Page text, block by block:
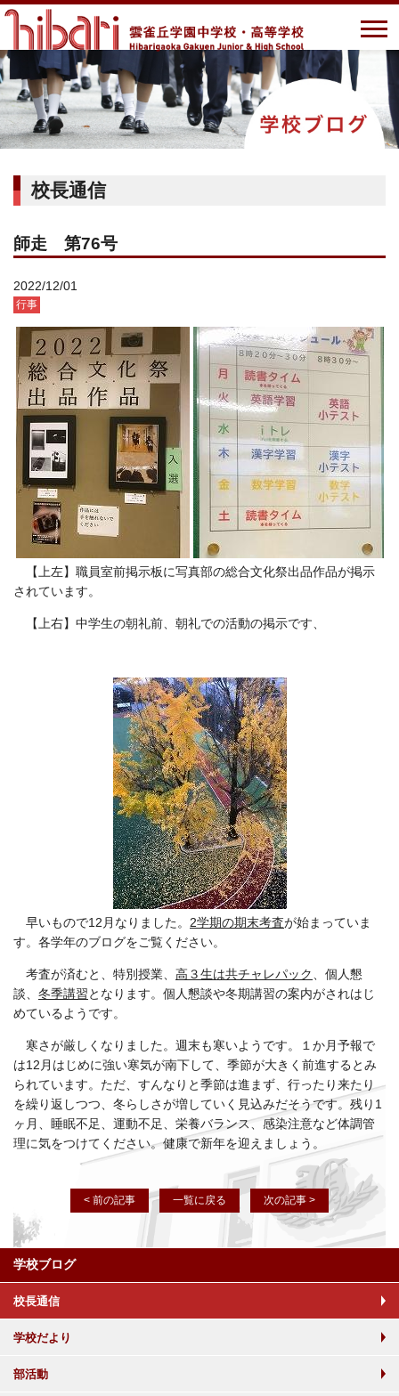
校長通信
師走 第76号
2022/12/01
行事
【上左】職員室前掲示板に写真部の総合文化祭出品作品が掲示
されています。
【上右】中学生の朝礼前、朝礼での活動の掲示です、
早いもので12月なりました。 2学期の期末考査が始まっていま
す。各学年のブログをご覧ください。
考査が済むと、特別授業、 高３生は共チャレパック
、個人懇
談、 冬季講習となります。個人懇談や冬期講習の案内がされはじ
めているようです。
寒さが厳しくなりました。週末も寒いようです。１か月予報で
は12月はじめに強い寒気が南下して、季節が大きく前進するとみ
られています。ただ、すんなりと季節は進まず、行ったり来たり
を繰り返しつつ、冬らしさが増していく見込みだそうです。残り1
ヶ月、睡眠不足、運動不足、栄養バランス、感染注意など体調管
理に気をつけてください。健康で新年を迎えましょう。
< 前の記事 一覧に戻る 次の記事 >
学校ブログ
校長通信
学校だより
部活動